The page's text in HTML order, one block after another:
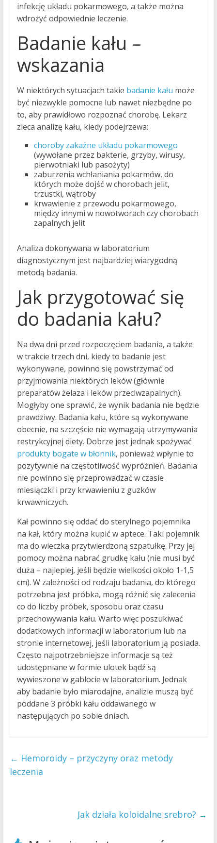
infekcję układu pokarmowego, a także można
wdrożyć odpowiednie leczenie.
Badanie kału –
wskazania
W niektórych sytuacjach takie badanie kału może
być niezwykle pomocne lub nawet niezbędne po
to, aby prawidłowo rozpoznać chorobę. Lekarz
zleca analizę kału, kiedy podejrzewa:
choroby zakaźne układu pokarmowego
(wywołane przez bakterie, grzyby, wirusy,
pierwotniaki lub pasożyty)
zaburzenia wchłaniania pokarmów, do
których może dojść w chorobach jelit,
trzustki, wątroby
krwawienie z przewodu pokarmowego,
między innymi w nowotworach czy chorobach
zapalnych jelit
Analiza dokonywana w laboratorium
diagnostycznym jest najbardziej wiarygodną
metodą badania.
Jak przygotować się
do badania kału?
Na dwa dni przed rozpoczęciem badania, a także
w trakcie trzech dni, kiedy to badanie jest
wykonywane, powinno się powstrzymać od
przyjmowania niektórych leków (głównie
preparatów żelaza i leków przeciwzapalnych).
Mogłyby one sprawić, że wynik badania nie będzie
prawdziwy. Badania kału, które są wykonywane
obecnie, na szczęście nie wymagają utrzymywania
restrykcyjnej diety. Dobrze jest jednak spożywać
produkty bogate w błonnik, ponieważ wpłynie to
pozytywnie na częstotliwość wypróżnień. Badania
nie powinno się przeprowadzać w czasie
miesiączki i przy krwawieniu z guzków
krwawniczych.
Kał powinno się oddać do sterylnego pojemnika
na kał, który można kupić w aptece. Taki pojemnik
ma do wieczka przytwierdzoną szpatułkę. Przy jej
pomocy można nabrać grudkę kału (nie musi być
duża – najlepiej, jeśli będzie wielkości około 1-1,5
cm). W zależności od rodzaju badania, do którego
potrzebna jest próbka, mogą różnić się zalecenia
co do liczby próbek, sposobu oraz czasu
przechowywania kału. Warto więc poszukiwać
dodatkowych informacji w laboratorium lub na
stronie internetowej, jeśli laboratorium ją posiada.
Często najpotrzebniejsze informacje są też
udostępniane w formie ulotek bądź są
wywieszone w gablocie w laboratorium. Jednak
aby badanie było miarodajne, analizie muszą być
poddane 3 próbki kału oddawanego w
następujących po sobie dniach.
← Hemoroidy – przyczyny oraz metody
leczenia
Jak działa koloidalne srebro? →